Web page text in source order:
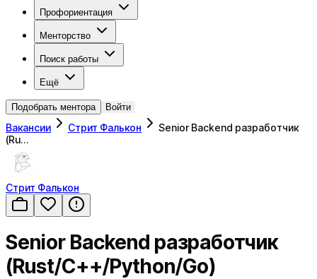
Профориентация
Менторство
Поиск работы
Ещё
Подобрать ментора Войти
Вакансии Стрит Фалькон
Senior Backend разработчик
(Ru…
Стрит Фалькон
Senior Backend разработчик
(Rust/C++/Python/Go)